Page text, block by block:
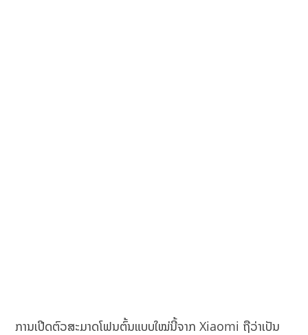
ການເປີດຕົວສະມາດໂຟນຕົ້ນແບບໃໝ່ນີ້ຈາກ Xiaomi ຖືວ່າເປັນ